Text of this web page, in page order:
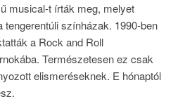
musical-t írták meg, melyet
tengerentúli színházak. 1990-ben
a Rock and Roll
Természetesen ez csak
elismeréseknek. E hónaptól